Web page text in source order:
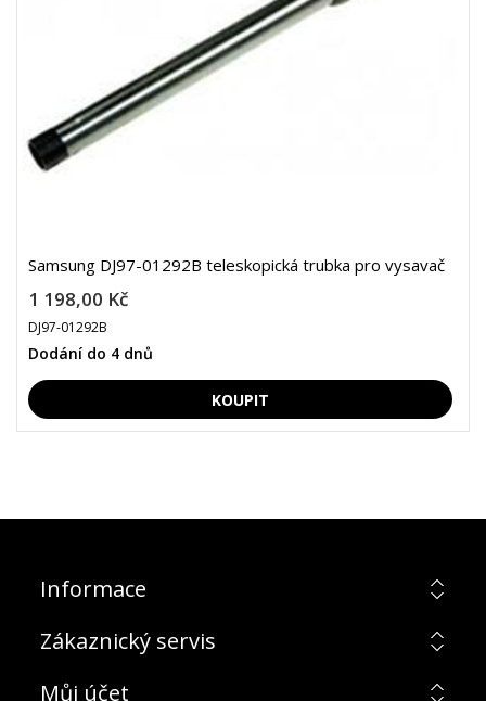
Samsung DJ97-01292B teleskopická trubka pro vysavač
1 198,00 Kč
DJ97-01292B
Dodání do 4 dnů
Informace
Zákaznický servis
Můj účet